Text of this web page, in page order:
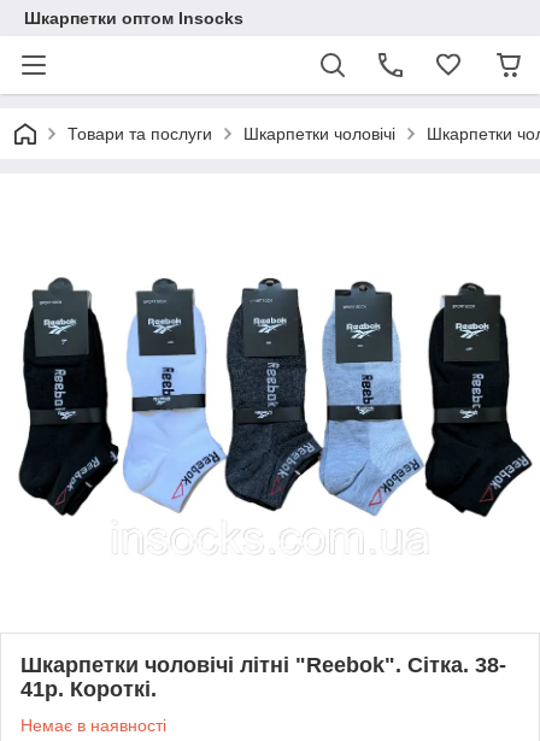
Шкарпетки оптом Insocks
Товари та послуги Шкарпетки чоловічі Шкарпетки
Шкарпетки чоловічі літні "Reebok". Сітка. 38-
41р. Короткі.
Немає в наявності